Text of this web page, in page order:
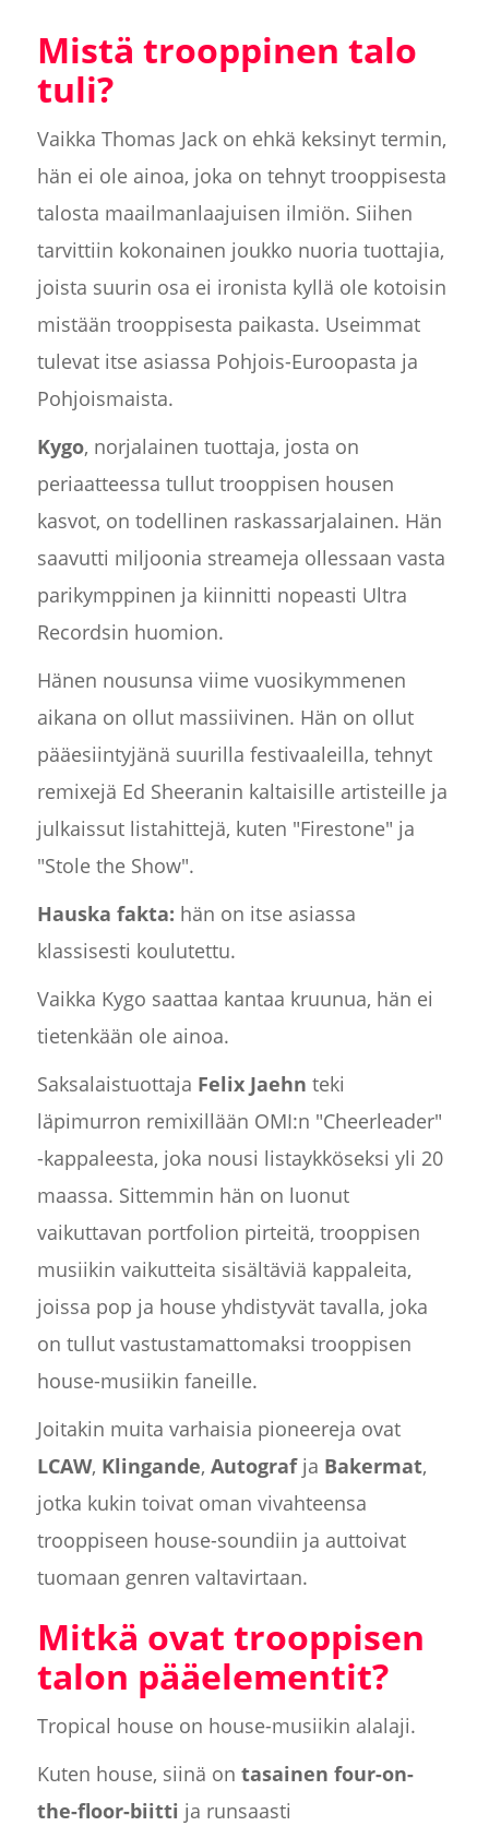
Mistä trooppinen talo
tuli?
Vaikka Thomas Jack on ehkä keksinyt termin,
hän ei ole ainoa, joka on tehnyt trooppisesta
talosta maailmanlaajuisen ilmiön. Siihen
tarvittiin kokonainen joukko nuoria tuottajia,
joista suurin osa ei ironista kyllä ole kotoisin
mistään trooppisesta paikasta. Useimmat
tulevat itse asiassa Pohjois-Euroopasta ja
Pohjoismaista.
Kygo, norjalainen tuottaja, josta on
periaatteessa tullut trooppisen housen
kasvot, on todellinen raskassarjalainen. Hän
saavutti miljoonia streameja ollessaan vasta
parikymppinen ja kiinnitti nopeasti Ultra
Recordsin huomion.
Hänen nousunsa viime vuosikymmenen
aikana on ollut massiivinen. Hän on ollut
pääesiintyjänä suurilla festivaaleilla, tehnyt
remixejä Ed Sheeranin kaltaisille artisteille ja
julkaissut listahittejä, kuten "Firestone" ja
"Stole the Show".
Hauska fakta: hän on itse asiassa
klassisesti koulutettu.
Vaikka Kygo saattaa kantaa kruunua, hän ei
tietenkään ole ainoa.
Saksalaistuottaja Felix Jaehn teki
läpimurron remixillään OMI:n "Cheerleader"
-kappaleesta, joka nousi listaykköseksi yli 20
maassa. Sittemmin hän on luonut
vaikuttavan portfolion pirteitä, trooppisen
musiikin vaikutteita sisältäviä kappaleita,
joissa pop ja house yhdistyvät tavalla, joka
on tullut vastustamattomaksi trooppisen
house-musiikin faneille.
Joitakin muita varhaisia pioneereja ovat
LCAW, Klingande, Autografja Bakermat,
jotka kukin toivat oman vivahteensa
trooppiseen house-soundiin ja auttoivat
tuomaan genren valtavirtaan.
Mitkä ovat trooppisen
talon pääelementit?
Tropical house on house-musiikin alalaji.
Kuten house, siinä on tasainen four-on-
the-floor-biitti ja runsaasti